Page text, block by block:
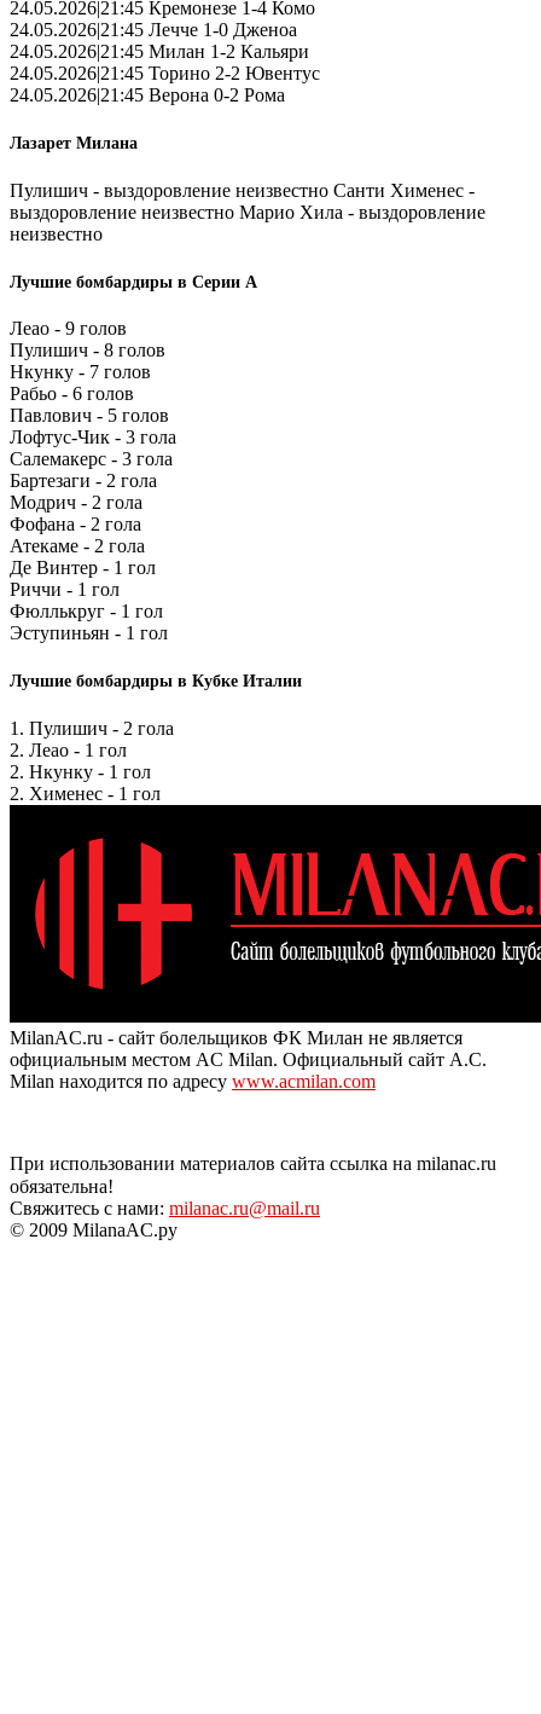
24.05.2026|21:45 Кремонезе 1-4 Комо
24.05.2026|21:45 Лечче 1-0 Дженоа
24.05.2026|21:45 Милан 1-2 Кальяри
24.05.2026|21:45 Торино 2-2 Ювентус
24.05.2026|21:45 Верона 0-2 Рома
Лазарет Милана
Пулишич - выздоровление неизвестно Санти Хименес -
выздоровление неизвестно Марио Хила - выздоровление
неизвестно
Лучшие бомбардиры в Серии А
Леао - 9 голов
Пулишич - 8 голов
Нкунку - 7 голов
Рабьо - 6 голов
Павлович - 5 голов
Лофтус-Чик - 3 гола
Салемакерс - 3 гола
Бартезаги - 2 гола
Модрич - 2 гола
Фофана - 2 гола
Атекаме - 2 гола
Де Винтер - 1 гол
Риччи - 1 гол
Фюллькруг - 1 гол
Эступиньян - 1 гол
Лучшие бомбардиры в Кубке Италии
1. Пулишич - 2 гола
2. Леао - 1 гол
2. Нкунку - 1 гол
2. Хименес - 1 гол
MilanAC.ru - сайт болельщиков ФК Милан не является
официальным местом AC Milan. Официальный сайт A.C.
Milan находится по адресу www.acmilan.com
При использовании материалов сайта ссылка на milanac.ru
обязательна!
Свяжитесь с нами: milanac.ru@mail.ru
© 2009 MilanaAC.ру